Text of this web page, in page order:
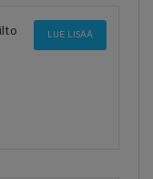
LUE LISÄÄ